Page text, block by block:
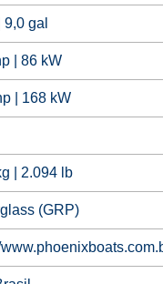
9,0 gal
| 86 kW
| 168 kW
| 2.094 lb
(GRP)